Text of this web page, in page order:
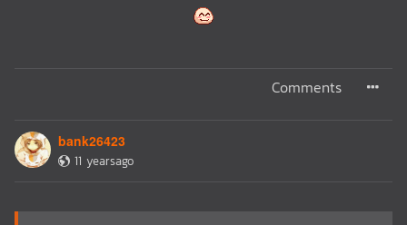
Comments
bank26423
11 yearsago